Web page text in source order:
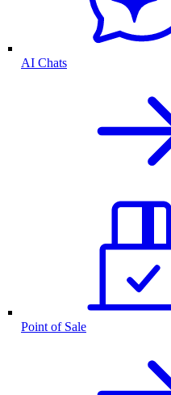
AI Chats
Point of Sale